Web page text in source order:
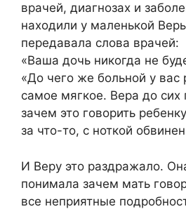
врачей, диагнозах и
находили у маленькой
передавала слова врачей:
«Ваша дочь никогда не
«До чего же больной у вас
самое мягкое. Вера до сих
зачем это говорить
за что-то, с ноткой
И Веру это раздражало.
понимала зачем мать
все неприятные